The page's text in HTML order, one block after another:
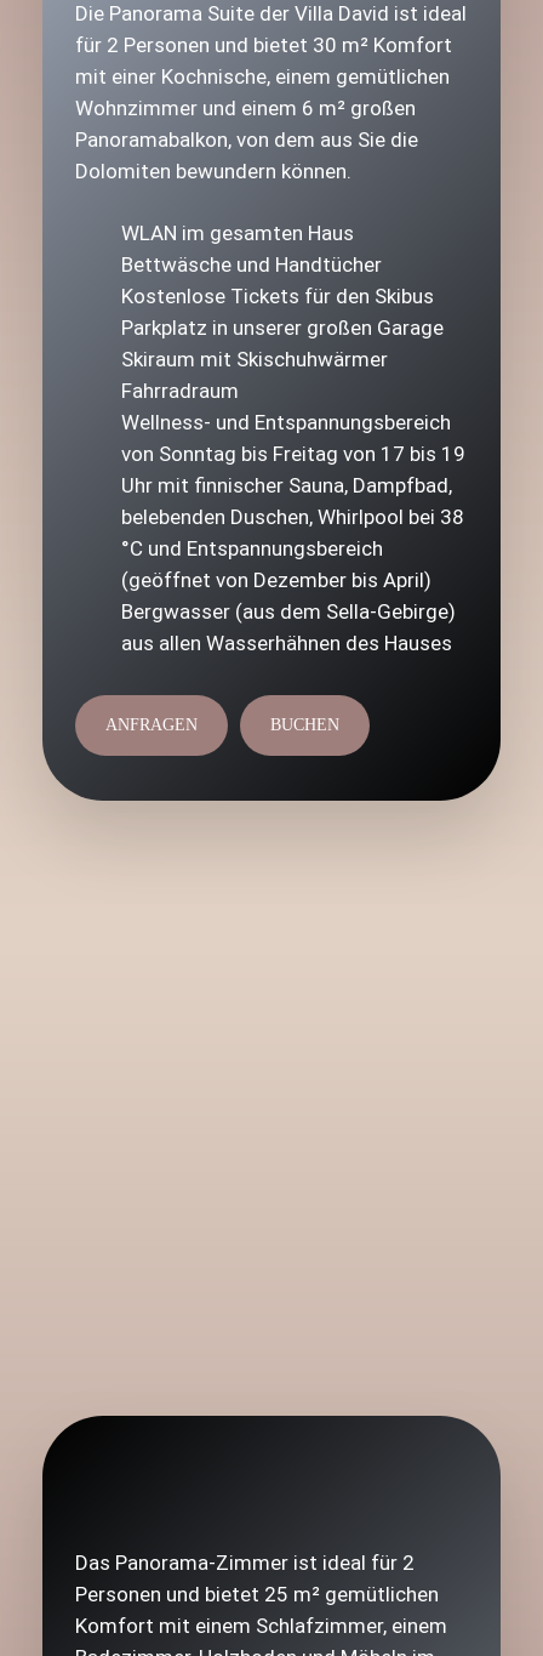
Die Panorama Suite der Villa David ist ideal
für 2 Personen und bietet 30 m² Komfort
mit einer Kochnische, einem gemütlichen
Wohnzimmer und einem 6 m² großen
Panoramabalkon, von dem aus Sie die
Dolomiten bewundern können.
WLAN im gesamten Haus
Bettwäsche und Handtücher
Kostenlose Tickets für den Skibus
Parkplatz in unserer großen Garage
Skiraum mit Skischuhwärmer
Fahrradraum
Wellness- und Entspannungsbereich
von Sonntag bis Freitag von 17 bis 19
Uhr mit finnischer Sauna, Dampfbad,
belebenden Duschen, Whirlpool bei 38
°C und Entspannungsbereich
(geöffnet von Dezember bis April)
Bergwasser (aus dem Sella-Gebirge)
aus allen Wasserhähnen des Hauses
ANFRAGEN BUCHEN
Das Panorama-Zimmer ist ideal für 2
Personen und bietet 25 m² gemütlichen
Komfort mit einem Schlafzimmer, einem